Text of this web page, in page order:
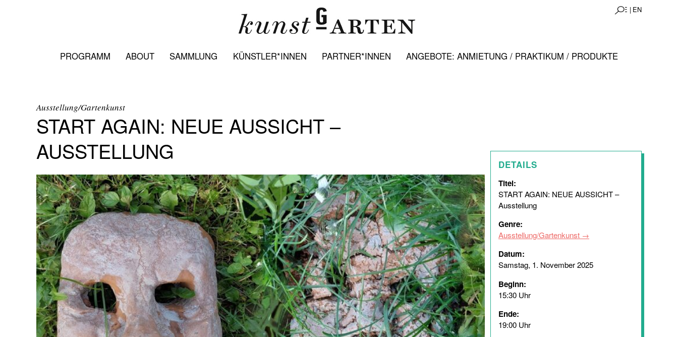
DE | EN
PROGRAMM ABOUT SAMMLUNG KÜNSTLER*INNEN PARTNER*INNEN ANGEBOTE: ANMIETUNG / PRAKTIKUM / PRODUKTE
Ausstellung/Gartenkunst
START AGAIN: NEUE AUSSICHT –
AUSSTELLUNG
DETAILS
Titel:
START AGAIN: NEUE AUSSICHT –
Ausstellung
Genre:
Ausstellung/Gartenkunst
Datum:
Samstag, 1. November 2025
Beginn:
15:30 Uhr
Ende:
19:00 Uhr